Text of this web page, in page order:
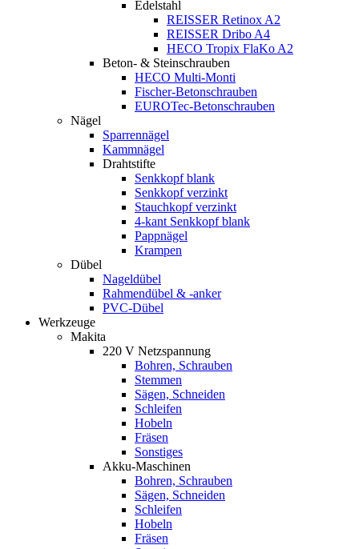
Edelstahl
REISSER Retinox A2
REISSER Dribo A4
HECO Tropix FlaKo A2
Beton- & Steinschrauben
HECO Multi-Monti
Fischer-Betonschrauben
EUROTec-Betonschrauben
Nägel
Sparrennägel
Kammnägel
Drahtstifte
Senkkopf blank
Senkkopf verzinkt
Stauchkopf verzinkt
4-kant Senkkopf blank
Pappnägel
Krampen
Dübel
Nageldübel
Rahmendübel & -anker
PVC-Dübel
Werkzeuge
Makita
220 V Netzspannung
Bohren, Schrauben
Stemmen
Sägen, Schneiden
Schleifen
Hobeln
Fräsen
Sonstiges
Akku-Maschinen
Bohren, Schrauben
Sägen, Schneiden
Schleifen
Hobeln
Fräsen